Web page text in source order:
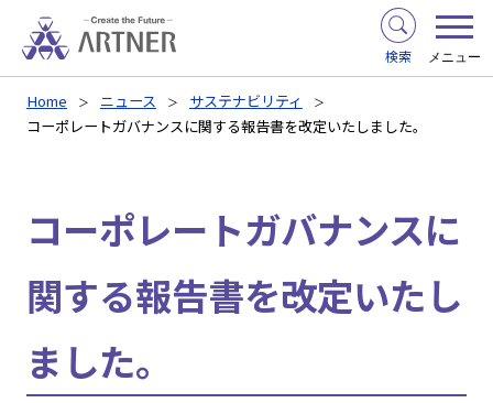
検索 メニュー
Home ニュース
サステナビリティ
コーポレートガバナンスに関する報告書を改定いたしました。
コーポレートガバナンスに
関する報告書を改定いたし
ました。